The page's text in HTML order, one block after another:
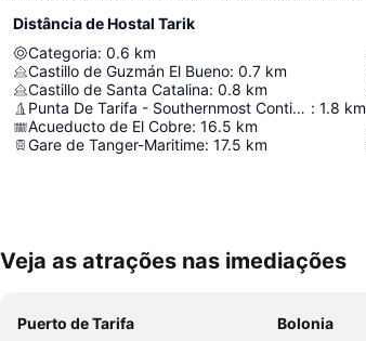
Distância de Hostal Tarik
Categoria: 0.6 km
Castillo de Guzmán El Bueno: 0.7 km
Castillo de Santa Catalina: 0.8 km
Punta De Tarifa - Southernmost Continental Point Of Europe : 1.8 km
Acueducto de El Cobre: 16.5 km
Gare de Tanger-Maritime: 17.5 km
Veja as atrações nas imediações
Puerto de Tarifa Bolonia